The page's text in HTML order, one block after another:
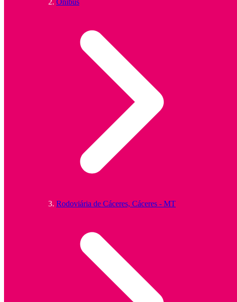
Rodoviária de Cáceres, Cáceres - MT